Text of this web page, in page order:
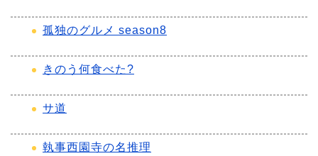
孤独のグルメ season8
きのう何食べた?
サ道
執事西園寺の名推理